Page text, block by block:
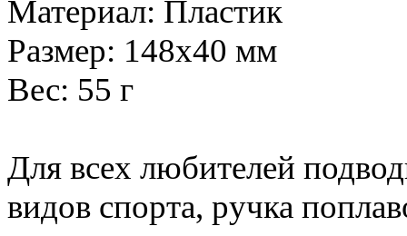
Материал: Пластик
Размер: 148x40 мм
Вес: 55 г
Для всех любителей
видов спорта, ручка